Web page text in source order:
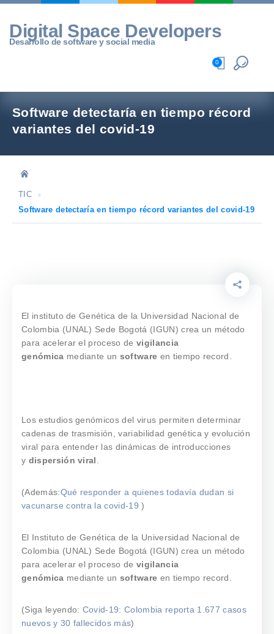
Skip
content
Digital Space Developers
Desarrollo de software y social media
0
Software detectaría en tiempo récord
variantes del covid-19
TIC
Software detectaría en tiempo récord variantes del covid-19
El instituto de Genética de la Universidad Nacional de
Colombia (UNAL) Sede Bogotá (IGUN) crea un método
para acelerar el proceso de vigilancia
genómica mediante un software en tiempo record.
Los estudios genómicos del virus permiten determinar
cadenas de trasmisión, variabilidad genética y evolución
viral para entender las dinámicas de introducciones
y dispersión viral
(Además:Qué responder a quienes todavía dudan si
vacunarse contra la covid-19)
El Instituto de Genética de la Universidad Nacional de
Colombia (UNAL) Sede Bogotá (IGUN) crea un método
para acelerar el proceso de vigilancia
genómica mediante un software en tiempo record.
(Siga leyendo: Covid-19: Colombia reporta 1.677 casos
nuevos y 30 fallecidos más)